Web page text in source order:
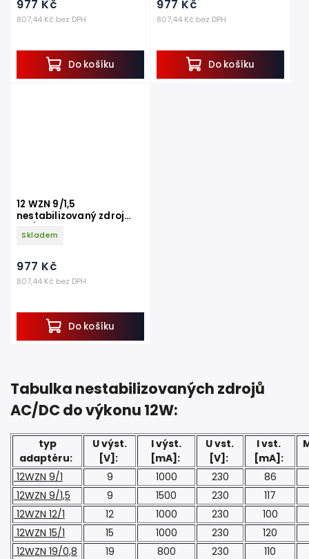
807,44 Kč bez DPH
977 Kč
Do košíku
807,44 Kč bez DPH
977 Kč
Do košíku
12 WZN 9/1,5
nestabilizovaný zdroj
Skladem
807,44 Kč bez DPH
977 Kč
Do košíku
Tabulka nestabilizovaných zdrojů
AC/DC do výkonu 12W:
typ
adaptéru:
U výst.
[V]:
I výst.
[mA]:
U vst.
[V]:
I vst.
[mA]:
12WZN 9/1 9 1000 230
86
12WZN 9/1,5
9 1500 230
117
12WZN 12/1
12 1000 230
100
12WZN 15/1
15 1000 230
120
12WZN 19/0,8
19 800 230
110